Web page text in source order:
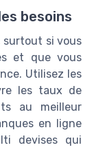
besoins
surtout si vous
et que vous
Utilisez les
les taux de
au meilleur
en ligne
devises qui